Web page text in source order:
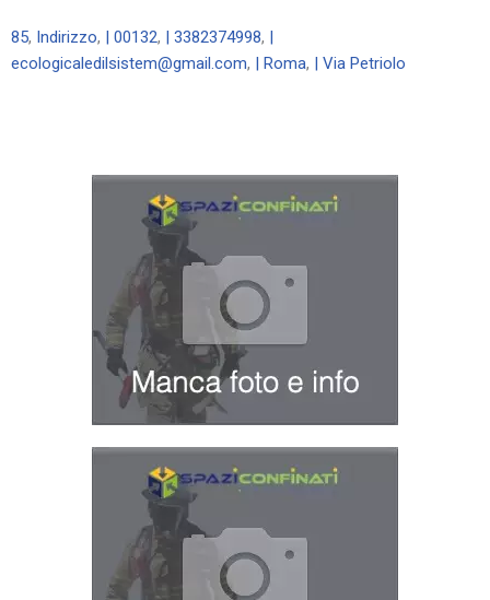
85, Indirizzo, | 00132, | 3382374998,
ecologicaledilsistem@gmail.com, | Roma, | Via Petriolo